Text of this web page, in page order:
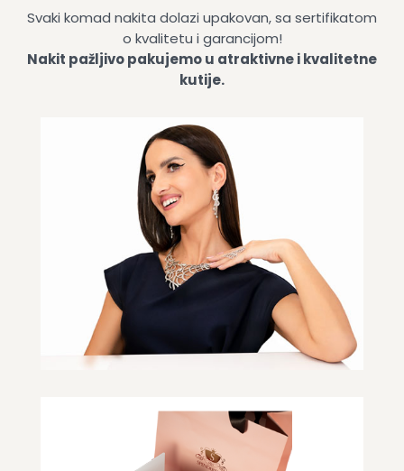
Svaki komad nakita dolazi upakovan, sa sertifikatom
o kvalitetu i garancijom!
Nakit pažljivo pakujemo u atraktivne i kvalitetne
kutije.